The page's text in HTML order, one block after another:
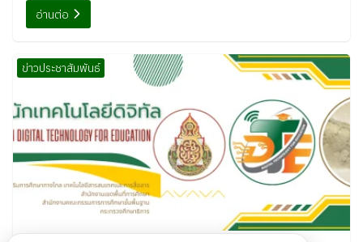
อ่านต่อ
ข่าวประชาสัมพันธ์